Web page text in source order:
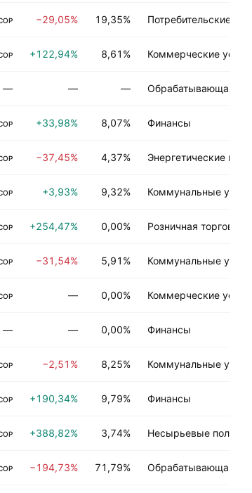
−29,05% 19,35% Потребительские
+122,94% 8,61% Коммерческие
— — — Обрабатывающая
+33,98% 8,07% Финансы
−37,45% 4,37% Энергетические и
+3,93% 9,32% Коммунальные
+254,47% 0,00% Розничная торговля
−31,54% 5,91% Коммунальные
— 0,00% Коммерческие
— — 0,00% Финансы
−2,51% 8,25% Коммунальные
+190,34% 9,79% Финансы
+388,82% 3,74% Несырьевые
−194,73% 71,79% Обрабатывающая